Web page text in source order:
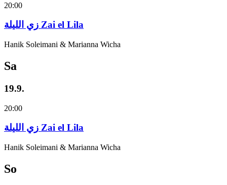
20:00
زي‌ اللیلة Zai el Lila
Hanik Soleimani & Marianna Wicha
Sa
19.9.
20:00
زي‌ اللیلة Zai el Lila
Hanik Soleimani & Marianna Wicha
So